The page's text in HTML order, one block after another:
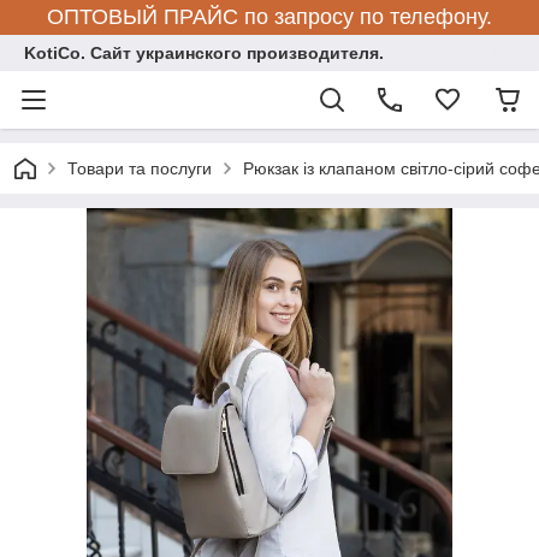
ОПТОВЫЙ ПРАЙС по запросу по телефону.
KotiCo. Сайт украинского производителя.
Товари та послуги Рюкзак із клапаном світло-сірий